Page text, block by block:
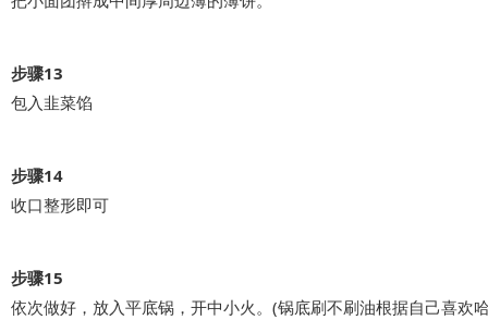
步骤13
包入韭菜馅
步骤14
收口整形即可
步骤15
依次做好，放入平底锅，开中小火。(锅底刷不刷油根据自己喜欢